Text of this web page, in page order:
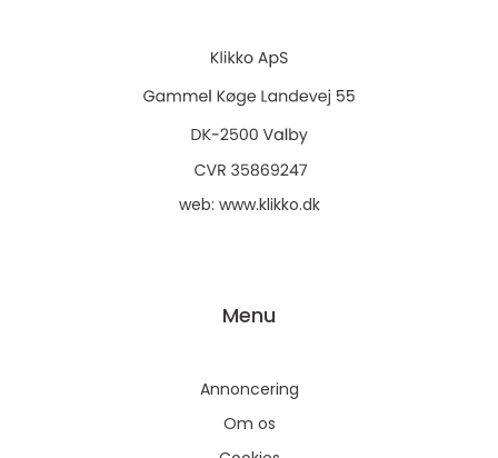
web: www.klikko.dk
Menu
Annoncering
Om os